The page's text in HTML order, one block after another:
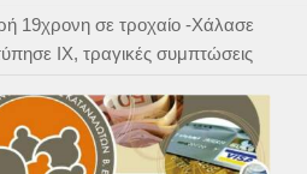
19χρονη σε τροχαίο -Χάλασε
ΙΧ, τραγικές συμπτώσεις